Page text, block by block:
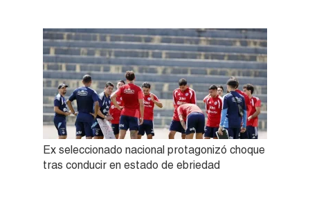
Ex seleccionado nacional protagonizó choque
tras conducir en estado de ebriedad